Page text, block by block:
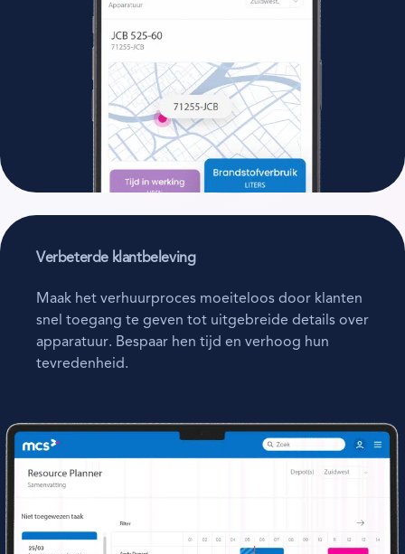
Verbeterde klantbeleving
Maak het verhuurproces moeiteloos door klanten
snel toegang te geven tot uitgebreide details over
apparatuur. Bespaar hen tijd en verhoog hun
tevredenheid.